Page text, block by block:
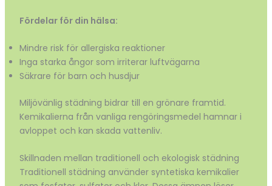
Fördelar för din hälsa:
Mindre risk för allergiska reaktioner
Inga starka ångor som irriterar luftvägarna
Säkrare för barn och husdjur
Miljövänlig städning bidrar till en grönare framtid.
Kemikalierna från vanliga rengöringsmedel hamnar i
avloppet och kan skada vattenliv.
Skillnaden mellan traditionell och ekologisk städning
Traditionell städning använder syntetiska kemikalier